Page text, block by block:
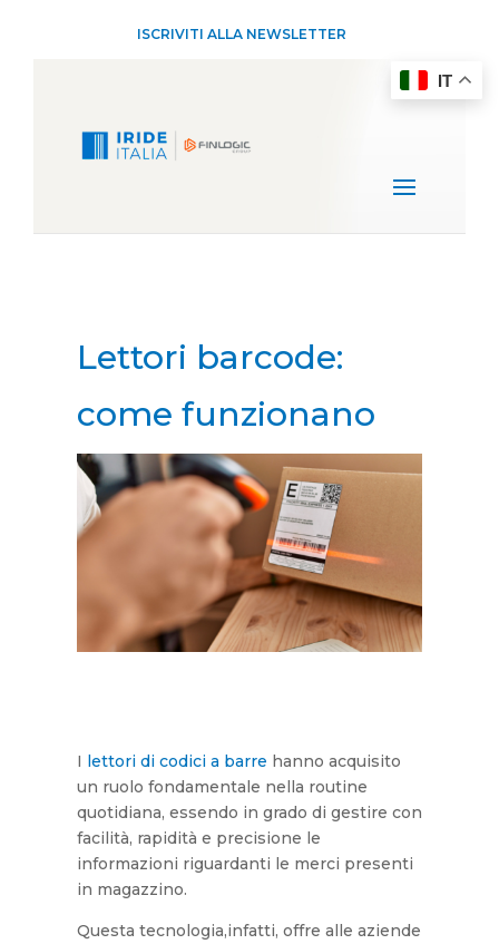
ISCRIVITI ALLA NEWSLETTER
Lettori barcode:
come funzionano
I lettori di codici a barre hanno acquisito
un ruolo fondamentale nella routine
quotidiana, essendo in grado di gestire con
facilità, rapidità e precisione le
informazioni riguardanti le merci presenti
in magazzino.
Questa tecnologia,infatti, offre alle aziende
IT